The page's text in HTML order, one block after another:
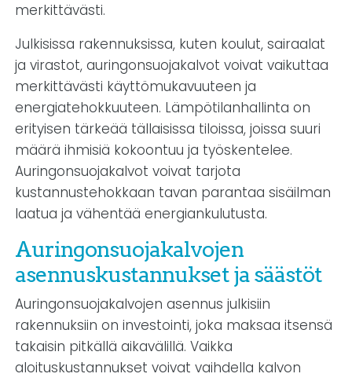
merkittävästi.
Julkisissa rakennuksissa, kuten koulut, sairaalat
ja virastot, auringonsuojakalvot voivat vaikuttaa
merkittävästi käyttömukavuuteen ja
energiatehokkuuteen. Lämpötilanhallinta on
erityisen tärkeää tällaisissa tiloissa, joissa suuri
määrä ihmisiä kokoontuu ja työskentelee.
Auringonsuojakalvot voivat tarjota
kustannustehokkaan tavan parantaa sisäilman
laatua ja vähentää energiankulutusta.
Auringonsuojakalvojen
asennuskustannukset ja säästöt
Auringonsuojakalvojen asennus julkisiin
rakennuksiin on investointi, joka maksaa itsensä
takaisin pitkällä aikavälillä. Vaikka
aloituskustannukset voivat vaihdella kalvon